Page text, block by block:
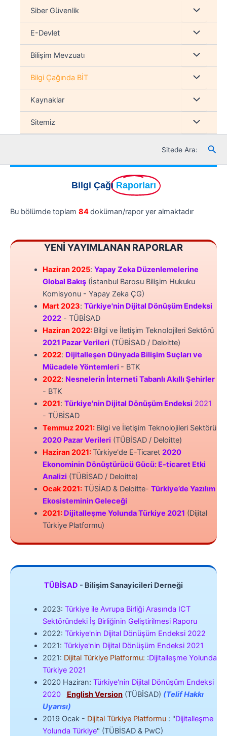
Siber Güvenlik Menu
düğmesi
E-Devlet Menu
düğmesi
Bilişim Mevzuatı Menu
düğmesi
Bilgi Çağında BİT Menu
düğmesi
Kaynaklar Menu
düğmesi
Sitemiz Menu
düğmesi
Sitede Ara:
Bilgi Çağı Raporları
Bu bölümde toplam 84doküman/rapor yer almaktadır
YENİ YAYIMLANAN RAPORLAR
Haziran 2025: Yapay Zeka Düzenlemelerine
Global Bakış(İstanbul Barosu Bilişim Hukuku
Komisyonu - Yapay Zeka ÇG)
Mart 2023: Türkiye'nin Dijital Dönüşüm Endeksi
2022- TÜBİSAD
Haziran 2022: Bilgi ve İletişim Teknolojileri Sektörü
2021 Pazar Verileri (TÜBİSAD / Deloitte)
2022: Dijitalleşen Dünyada Bilişim Suçları ve
Mücadele Yöntemleri - BTK
2022: Nesnelerin İnterneti Tabanlı Akıllı Şehirler
- BTK
2021: Türkiye'nin Dijital Dönüşüm Endeksi 2021
- TÜBİSAD
Temmuz 2021: Bilgi ve İletişim Teknolojileri Sektörü
2020 Pazar Verileri (TÜBİSAD / Deloitte)
Haziran 2021:Türkiye'de E-Ticaret 2020
Ekonominin Dönüştürücü Gücü: E-ticaret Etki
Analizi (TÜBİSAD / Deloitte)
Ocak 2021:TÜSİAD & Deloitte- Türkiye’de Yazılım
Ekosisteminin Geleceği
2021: Dijitalleşme Yolunda Türkiye 2021 (Dijital
Türkiye Platformu)
TÜBİSAD - Bilişim Sanayicileri Derneği
2023: Türkiye ile Avrupa Birliği Arasında ICT
Sektöründeki İş Birliğinin Geliştirilmesi Raporu
2022: Türkiye'nin Dijital Dönüşüm Endeksi 2022
2021: Türkiye'nin Dijital Dönüşüm Endeksi 2021
2021: Dijital Türkiye Platformu: :Dijitalleşme Yolunda
Türkiye 2021
2020 Haziran: Türkiye'nin Dijital Dönüşüm Endeksi
2020
English Version(TÜBİSAD) (Telif Hakkı
Uyarısı)
2019 Ocak - Dijital Türkiye Platformu: "Dijitalleşme
Yolunda Türkiye" (TÜBİSAD & PwC)